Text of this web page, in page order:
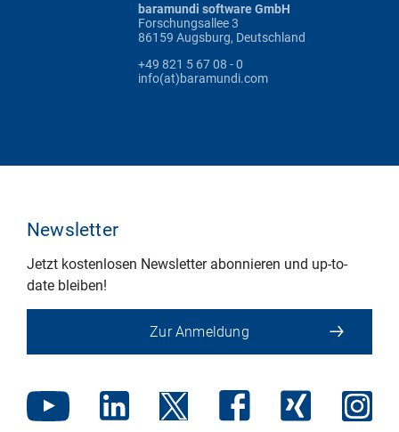
baramundi software GmbH
Forschungsallee 3
86159 Augsburg, Deutschland
+49 821 5 67 08 - 0
info(at)baramundi.com
Newsletter
Jetzt kostenlosen Newsletter abonnieren und up-to-
date bleiben!
Zur Anmeldung